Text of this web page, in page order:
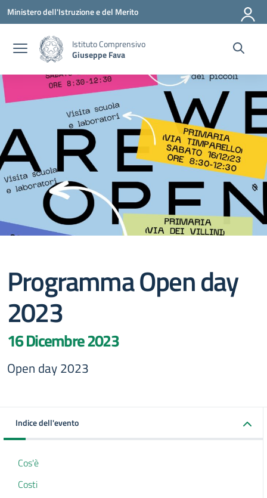
Vai ai contenuti
Vai al menu di navigazione
Vai al footer
Ministero dell'Istruzione e del Merito
Istituto Comprensivo
Giuseppe Fava
Programma Open day
2023
16 Dicembre 2023
Open day 2023
Indice dell'evento
Cos'è
Costi